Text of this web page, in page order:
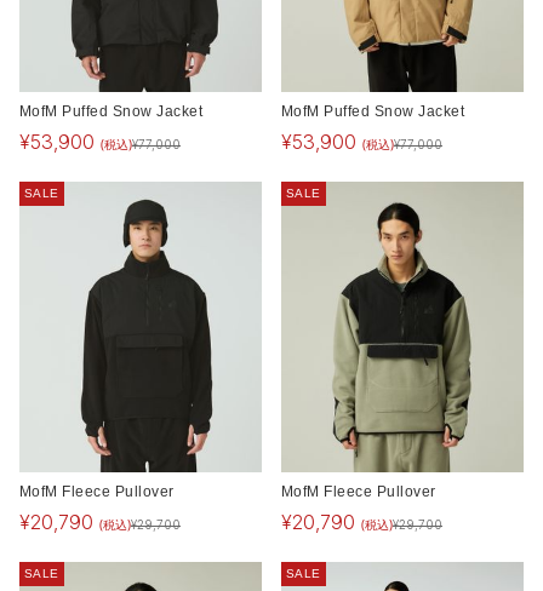
MofM Puffed Snow Jacket
¥53,900 (税込)¥77,000
MofM Puffed Snow Jacket
¥53,900 (税込)¥77,000
SALE
MofM Fleece Pullover
¥20,790 (税込)¥29,700
SALE
MofM Fleece Pullover
¥20,790 (税込)¥29,700
SALE SALE